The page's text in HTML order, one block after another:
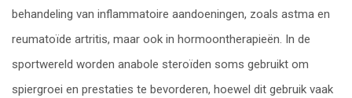
behandeling van inflammatoire aandoeningen, zoals astma en
reumatoïde artritis, maar ook in hormoontherapieën. In de
sportwereld worden anabole steroïden soms gebruikt om
spiergroei en prestaties te bevorderen, hoewel dit gebruik vaak